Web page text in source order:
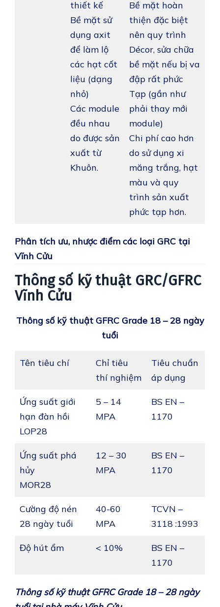
thiết kế
Bề mặt sử
dụng axit
để làm lộ
các hạt cốt
liệu (dạng
nhỏ)
Các module
đều nhau
do được sản
xuất từ
Khuôn.
Bề mặt hoàn
thiện đặc biệt
nên quy trình
Décor, sửa chữa
bề mặt nếu bị va
đập rất phức
Tạp (gần như
phải thay mới
module)
Chi phí cao hơn
do sử dụng xi
măng trắng, hạt
màu và quy
trình sản xuất
phức tạp hơn.
Phân tích ưu, nhược điểm các loại GRC tại
Vĩnh Cửu
Thông số kỹ thuật GRC/GFRC
Vĩnh Cửu
Thông số kỹ thuật GFRC Grade 18 – 28 ngày
tuổi
Tên tiêu chí
Chỉ tiêu
thí nghiệm
Tiêu chuẩn
áp dụng
Ứng suất giới
hạn đàn hồi
LOP28
5 – 14
MPA
BS EN –
1170
Ứng suất phá
hủy
MOR28
12 – 30
MPA
BS EN –
1170
Cường độ nén
28 ngày tuổi
40-60
MPA
TCVN –
3118 :1993
Độ hút ẩm < 10%
BS EN –
1170
Thông số kỹ thuật GFRC Grade 18 – 28 ngày